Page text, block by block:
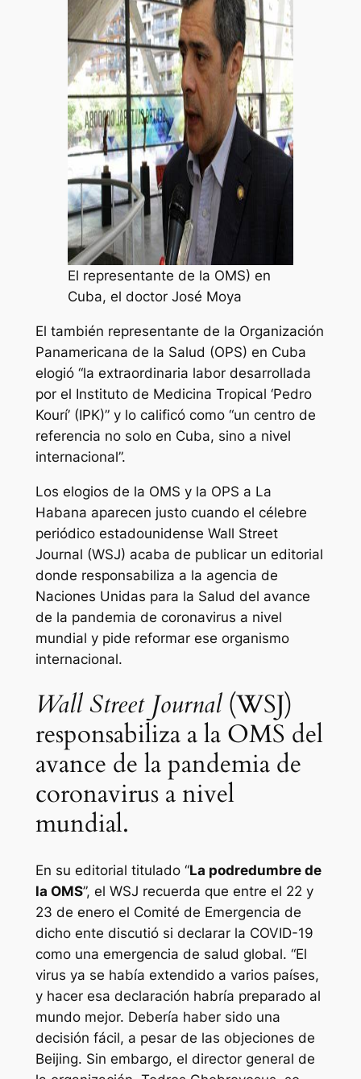
El representante de la OMS) en
Cuba, el doctor José Moya
El también representante de la Organización
Panamericana de la Salud (OPS) en Cuba
elogió “la extraordinaria labor desarrollada
por el Instituto de Medicina Tropical ‘Pedro
Kourí’ (IPK)” y lo calificó como “un centro de
referencia no solo en Cuba, sino a nivel
internacional”.
Los elogios de la OMS y la OPS a La
Habana aparecen justo cuando el célebre
periódico estadounidense Wall Street
Journal (WSJ) acaba de publicar un editorial
donde responsabiliza a la agencia de
Naciones Unidas para la Salud del avance
de la pandemia de coronavirus a nivel
mundial y pide reformar ese organismo
internacional.
Wall Street Journal(WSJ)
responsabiliza a la OMS del
avance de la pandemia de
coronavirus a nivel
mundial.
En su editorial titulado “La podredumbre de
la OMS”, el WSJ recuerda que entre el 22 y
23 de enero el Comité de Emergencia de
dicho ente discutió si declarar la COVID-19
como una emergencia de salud global. “El
virus ya se había extendido a varios países,
y hacer esa declaración habría preparado al
mundo mejor. Debería haber sido una
decisión fácil, a pesar de las objeciones de
Beijing. Sin embargo, el director general de